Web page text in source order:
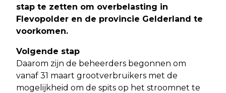
stap te zetten om overbelasting in
Flevopolder en de provincie Gelderland te
voorkomen.
Volgende stap
Daarom zijn de beheerders begonnen om
vanaf 31 maart grootverbruikers met de
mogelijkheid om de spits op het stroomnet te